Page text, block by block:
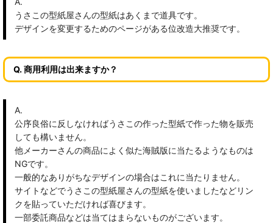
うさこの型紙屋さんの型紙はあくまで道具です。
デザインを変更するためのページがある位改造大推奨です。
Q. 商用利用は出来ますか？
A.
公序良俗に反しなければうさこの作った型紙で作った物を販売
しても構いません。
他メーカーさんの商品によく似た海賊版に当たるようなものは
NGです。
一般的なありがちなデザインの場合はこれに当たりません。
サイトなどでうさこの型紙屋さんの型紙を使いましたなどリン
クを貼っていただければ喜びます。
一部委託商品などは当てはまらないものがございます。